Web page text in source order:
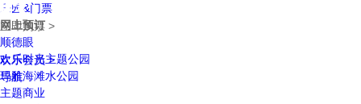
立即购票 >
欢乐会员 >
导航
乐园&门票
网上预订
顺德眼
欢乐时光主题公园
玛雅海滩水公园
主题商业